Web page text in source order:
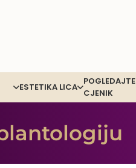
ESTETIKA LICA
POGLEDAJTE
CJENIK